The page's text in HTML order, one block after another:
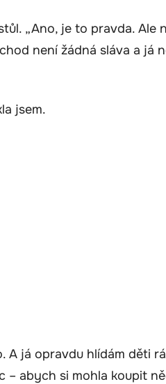
„Ano, je to pravda. Ale
není žádná sláva a já
jsem.
A já opravdu hlídám děti
– abych si mohla koupit